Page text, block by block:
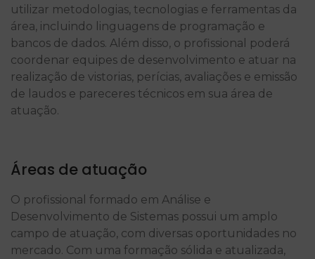
utilizar metodologias, tecnologias e ferramentas da
área, incluindo linguagens de programação e
bancos de dados. Além disso, o profissional poderá
coordenar equipes de desenvolvimento e atuar na
realização de vistorias, perícias, avaliações e emissão
de laudos e pareceres técnicos em sua área de
atuação.
Áreas de atuação
O profissional formado em Análise e
Desenvolvimento de Sistemas possui um amplo
campo de atuação, com diversas oportunidades no
mercado. Com uma formação sólida e atualizada,